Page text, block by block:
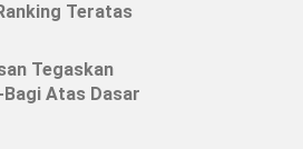
Teratas
Tegaskan
Bagi Atas Dasar